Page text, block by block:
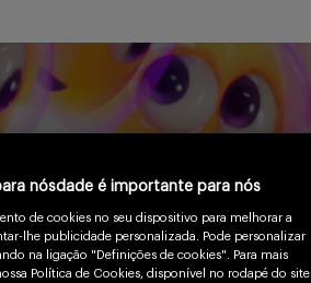
nósdade é importante para nós
de cookies no seu dispositivo para melhorar a
lhe publicidade personalizada. Pode personalizar
na ligação "Definições de cookies". Para mais
Política de Cookies, disponível no rodapé do site.